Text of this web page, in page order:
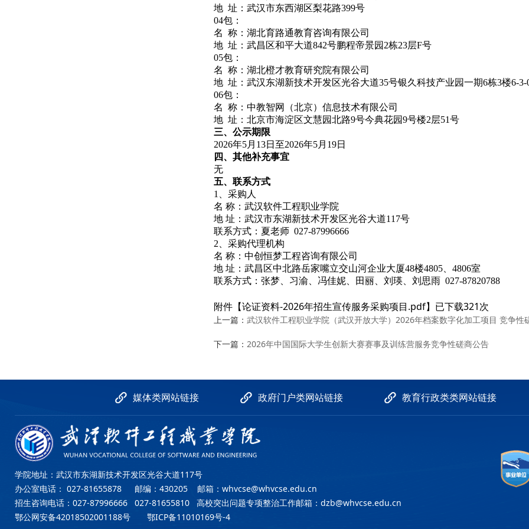
地 址：武汉市东西湖区梨花路399号
04包：
名 称：湖北育路通教育咨询有限公司
地 址：武昌区和平大道842号鹏程帝景园2栋23层F号
05包：
名 称：湖北橙才教育研究院有限公司
地 址：武汉东湖新技术开发区光谷大道35号银久科技产业园一期6栋3楼6-3-
06包：
名 称：中教智网（北京）信息技术有限公司
地 址：北京市海淀区文慧园北路9号今典花园9号楼2层51号
三、公示期限
2026年5月 13日至2026年5月 19日
四、其他补充事宜
无
五、联系方式
1、采购人
名 称：武汉软件工程职业学院
地 址：武汉市东湖新技术开发区光谷大道117号
联系方式： 夏老师 027-87996666
2、采购代理机构
名 称：中创恒梦工程咨询有限公司
地 址：武昌区中北路岳家嘴立交山河企业大厦48楼4805、4806室
联系方式：张梦、习渝、冯佳妮、田丽、刘瑛、刘思雨 027-87820788
附件【论证资料-2026年招生宣传服务采购项目.pdf】已下载321次
上一篇： 武汉软件工程职业学院（武汉开放大学）2026年档案数字化加工项目 竞争性
下一篇： 2026年中国国际大学生创新大赛赛事及训练营服务竞争性磋商公告
媒体类网站链接 政府门户类网站链接 教育行政类类网站链接
学院地址：武汉市东湖新技术开发区光谷大道117号
办公室电话： 027-81655878 邮编：430205 邮箱：whvcse@whvcse.edu.cn
招生咨询电话：027-87996666 027-81655810 高校突出问题专项整治工作邮箱：dzb@whvcse.edu.cn
鄂公网安备42018502001188号
鄂ICP备11010169号-4